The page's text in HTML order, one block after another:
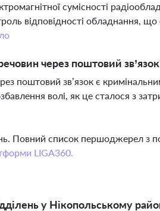
сумісності
відповідності обладнання, що
через поштовий
поштовий зв’язок є
волі, як це сталося з
Повний список першоджерел з
LIGA360.
у Нікопольському